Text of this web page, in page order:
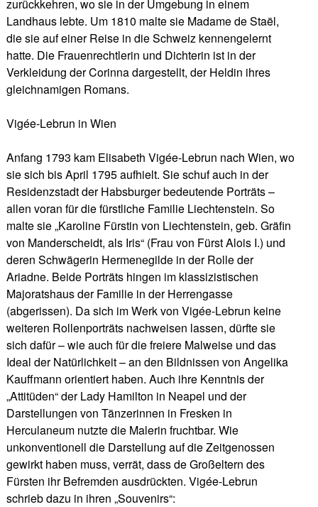
zurückkehren, wo sie in der Umgebung in einem
Landhaus lebte. Um 1810 malte sie Madame de Staël,
die sie auf einer Reise in die Schweiz kennengelernt
hatte. Die Frauenrechtlerin und Dichterin ist in der
Verkleidung der Corinna dargestellt, der Heldin ihres
gleichnamigen Romans.
Vigée-Lebrun in Wien
Anfang 1793 kam Elisabeth Vigée-Lebrun nach Wien, wo
sie sich bis April 1795 aufhielt. Sie schuf auch in der
Residenzstadt der Habsburger bedeutende Porträts –
allen voran für die fürstliche Familie Liechtenstein. So
malte sie „Karoline Fürstin von Liechtenstein, geb. Gräfin
von Manderscheidt, als Iris“ (Frau von Fürst Alois I.) und
deren Schwägerin Hermenegilde in der Rolle der
Ariadne. Beide Porträts hingen im klassizistischen
Majoratshaus der Familie in der Herrengasse
(abgerissen). Da sich im Werk von Vigée-Lebrun keine
weiteren Rollenporträts nachweisen lassen, dürfte sie
sich dafür – wie auch für die freiere Malweise und das
Ideal der Natürlichkeit – an den Bildnissen von Angelika
Kauffmann orientiert haben. Auch ihre Kenntnis der
„Attitüden“ der Lady Hamilton in Neapel und der
Darstellungen von Tänzerinnen in Fresken in
Herculaneum nutzte die Malerin fruchtbar. Wie
unkonventionell die Darstellung auf die Zeitgenossen
gewirkt haben muss, verrät, dass de Großeltern des
Fürsten ihr Befremden ausdrückten. Vigée-Lebrun
schrieb dazu in ihren „Souvenirs“: